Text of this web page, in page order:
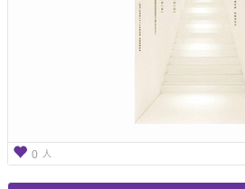
0 人